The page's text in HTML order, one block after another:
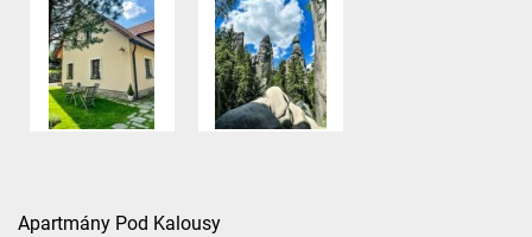
Apartmány Pod Kalousy